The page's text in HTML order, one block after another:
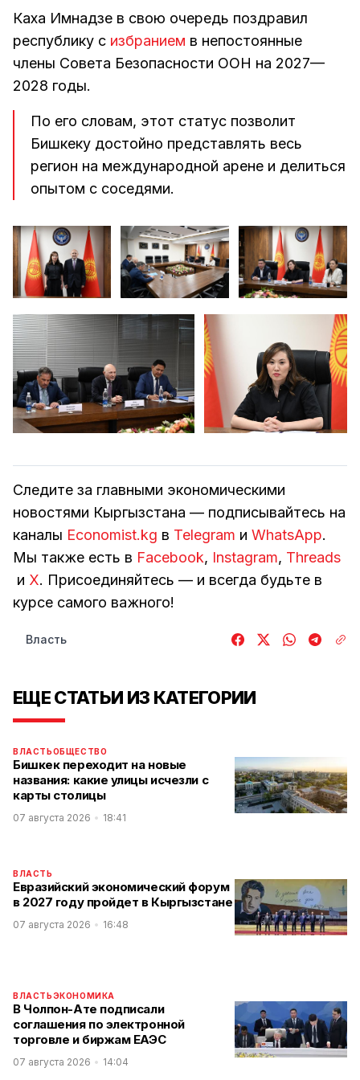
Каха Имнадзе в свою очередь поздравил
республику с избранием в непостоянные
члены Совета Безопасности ООН на 2027—
2028 годы.
По его словам, этот статус позволит
Бишкеку достойно представлять весь
регион на международной арене и делиться
опытом с соседями.
Следите за главными экономическими
новостями Кыргызстана — подписывайтесь на
каналы Economist.kg в Telegram и WhatsApp.
Мы также есть в Facebook, Instagram, Threads
и Х. Присоединяйтесь — и всегда будьте в
курсе самого важного!
Власть
ЕЩЕ СТАТЬИ ИЗ КАТЕГОРИИ
ВЛАСТЬОБЩЕСТВО
Бишкек переходит на новые
названия: какие улицы исчезли с
карты столицы
07 августа 2026 18:41
ВЛАСТЬ
Евразийский экономический форум
в 2027 году пройдет в Кыргызстане
07 августа 2026 16:48
ВЛАСТЬЭКОНОМИКА
В Чолпон-Ате подписали
соглашения по электронной
торговле и биржам ЕАЭС
07 августа 2026 14:04